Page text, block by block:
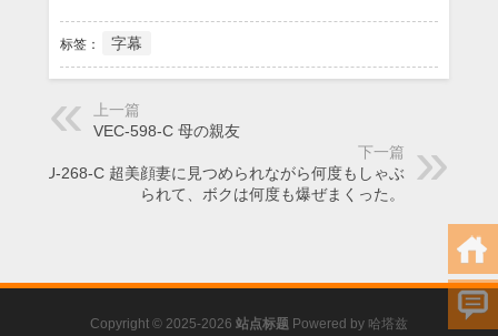
标签： 字幕
上一篇
VEC-598-C 母の親友
下一篇
VAGU-268-C 超美顔妻に見つめられながら何度もしゃぶ
られて、ボクは何度も爆ぜまくった。
Copyright © 2025-2026 站点标题 Powered by 哈塔兹